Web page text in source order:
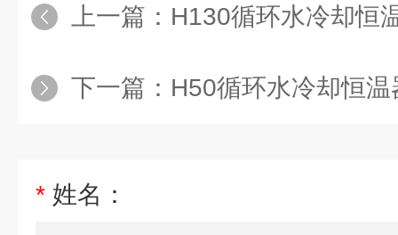
上一篇： H130循环水冷却恒
下一篇： H50循环水冷却恒温
* 姓名：